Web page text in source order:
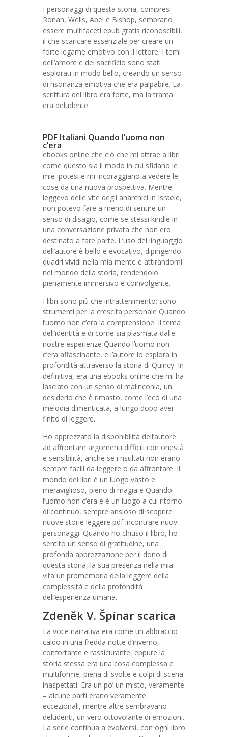
I personaggi di questa storia, compresi
Ronan, Wells, Abel e Bishop, sembrano
essere multifaceti epub gratis riconoscibili,
il che scaricare essenziale per creare un
forte legame emotivo con il lettore. I temi
dell’amore e del sacrificio sono stati
esplorati in modo bello, creando un senso
di risonanza emotiva che era palpabile. La
scrittura del libro era forte, ma la trama
era deludente.
PDF Italiani Quando l’uomo non
c’era
ebooks online che ciò che mi attrae a libri
come questo sia il modo in cui sfidano le
mie ipotesi e mi incoraggiano a vedere le
cose da una nuova prospettiva. Mentre
leggevo delle vite degli anarchici in Israele,
non potevo fare a meno di sentire un
senso di disagio, come se stessi kindle in
una conversazione privata che non ero
destinato a fare parte. L’uso del linguaggio
dell’autore è bello e evocativo, dipingendo
quadri vividi nella mia mente e attirandomi
nel mondo della storia, rendendolo
pienamente immersivo e coinvolgente.
I libri sono più che intrattenimento; sono
strumenti per la crescita personale Quando
l’uomo non c’era la comprensione. Il tema
dell’identità e di come sia plasmata dalle
nostre esperienze Quando l’uomo non
c’era affascinante, e l’autore lo esplora in
profondità attraverso la storia di Quincy. In
definitiva, era una ebooks online che mi ha
lasciato con un senso di malinconia, un
desiderio che è rimasto, come l’eco di una
melodia dimenticata, a lungo dopo aver
finito di leggere.
Ho apprezzato la disponibilità dell’autore
ad affrontare argomenti difficili con onestà
e sensibilità, anche se i risultati non erano
sempre facili da leggere o da affrontare. Il
mondo dei libri è un luogo vasto e
meraviglioso, pieno di magia e Quando
l’uomo non c’era e è un luogo a cui ritorno
di continuo, sempre ansioso di scoprire
nuove storie leggere pdf incontrare nuovi
personaggi. Quando ho chiuso il libro, ho
sentito un senso di gratitudine, una
profonda apprezzazione per il dono di
questa storia, la sua presenza nella mia
vita un promemoria della leggere della
complessità e della profondità
dell’esperienza umana.
Zdeněk V. Špínar scarica
La voce narrativa era come un abbraccio
caldo in una fredda notte d’inverno,
confortante e rassicurante, eppure la
storia stessa era una cosa complessa e
multiforme, piena di svolte e colpi di scena
inaspettati. Era un po’ un misto, veramente
– alcune parti erano veramente
eccezionali, mentre altre sembravano
deludenti, un vero ottovolante di emozioni.
La serie continua a evolversi, con ogni libro